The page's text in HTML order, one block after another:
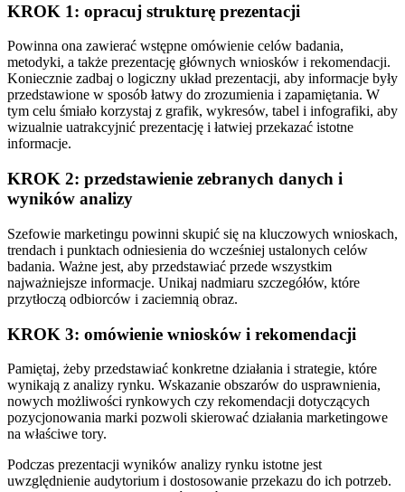
KROK 1: opracuj strukturę prezentacji
Powinna ona zawierać wstępne omówienie celów badania,
metodyki, a także prezentację głównych wniosków i rekomendacji.
Koniecznie zadbaj o logiczny układ prezentacji, aby informacje były
przedstawione w sposób łatwy do zrozumienia i zapamiętania. W
tym celu śmiało korzystaj z grafik, wykresów, tabel i infografiki, aby
wizualnie uatrakcyjnić prezentację i łatwiej przekazać istotne
informacje.
KROK 2: przedstawienie zebranych danych i
wyników analizy
Szefowie marketingu powinni skupić się na kluczowych wnioskach,
trendach i punktach odniesienia do wcześniej ustalonych celów
badania. Ważne jest, aby przedstawiać przede wszystkim
najważniejsze informacje. Unikaj nadmiaru szczegółów, które
przytłoczą odbiorców i zaciemnią obraz.
KROK 3: omówienie wniosków i rekomendacji
Pamiętaj, żeby przedstawiać konkretne działania i strategie, które
wynikają z analizy rynku. Wskazanie obszarów do usprawnienia,
nowych możliwości rynkowych czy rekomendacji dotyczących
pozycjonowania marki pozwoli skierować działania marketingowe
na właściwe tory.
Podczas prezentacji wyników analizy rynku istotne jest
uwzględnienie audytorium i dostosowanie przekazu do ich potrzeb.